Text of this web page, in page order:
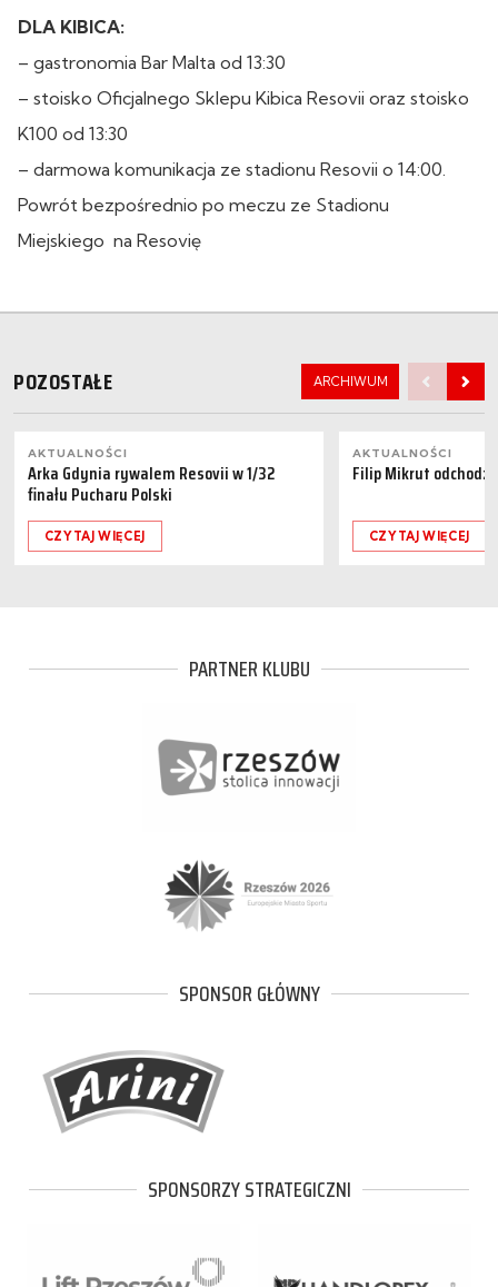
DLA KIBICA:
– gastronomia Bar Malta od 13:30
– stoisko Oficjalnego Sklepu Kibica Resovii oraz stoisko
K100 od 13:30
– darmowa komunikacja ze stadionu Resovii o 14:00.
Powrót bezpośrednio po meczu ze Stadionu
Miejskiego na Resovię
POZOSTAŁE ARCHIWUM
AKTUALNOŚCI
Arka Gdynia rywalem Resovii w 1/32
finału Pucharu Polski
CZYTAJ WIĘCEJ
AKTUALNOŚCI
Filip Mikrut
CZYTAJ WIĘCEJ
PARTNER KLUBU
SPONSOR GŁÓWNY
SPONSORZY STRATEGICZNI